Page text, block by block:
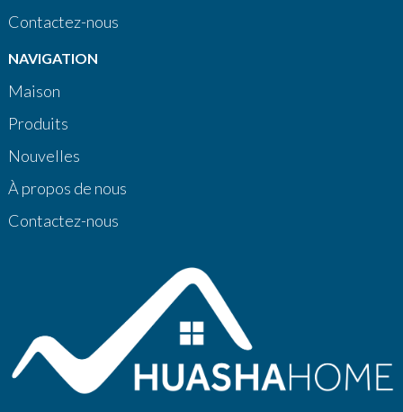
Contactez-nous
NAVIGATION
Maison
Produits
Nouvelles
À propos de nous
Contactez-nous